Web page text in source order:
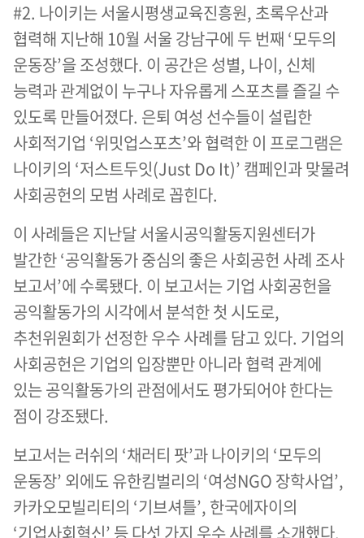
#2. 나이키는 서울시평생교육진흥원, 초록우산과
협력해 지난해 10월 서울 강남구에 두 번째 ‘모두의
운동장’을 조성했다. 이 공간은 성별, 나이, 신체
능력과 관계없이 누구나 자유롭게 스포츠를 즐길 수
있도록 만들어졌다. 은퇴 여성 선수들이 설립한
사회적기업 ‘위밋업스포츠’와 협력한 이 프로그램은
나이키의 ‘저스트두잇(Just Do It)’ 캠페인과 맞물려
사회공헌의 모범 사례로 꼽힌다.
이 사례들은 지난달 서울시공익활동지원센터가
발간한 ‘공익활동가 중심의 좋은 사회공헌 사례 조사
보고서’에 수록됐다. 이 보고서는 기업 사회공헌을
공익활동가의 시각에서 분석한 첫 시도로,
추천위원회가 선정한 우수 사례를 담고 있다. 기업의
사회공헌은 기업의 입장뿐만 아니라 협력 관계에
있는 공익활동가의 관점에서도 평가되어야 한다는
점이 강조됐다.
보고서는 러쉬의 ‘채러티 팟’과 나이키의 ‘모두의
운동장’ 외에도 유한킴벌리의 ‘여성NGO 장학사업’,
카카오모빌리티의 ‘기브셔틀’, 한국에자이의
‘기업사회혁신’ 등 다섯 가지 우수 사례를 소개했다.